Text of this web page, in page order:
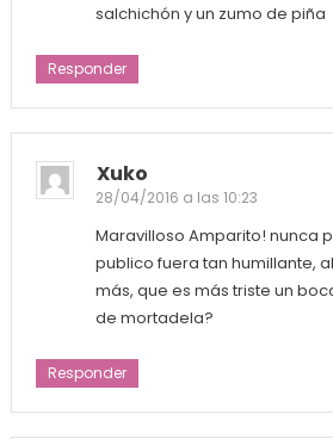
salchichón y un zumo de piña
Responder
Xuko
28/04/2016 a las 10:23
Maravilloso Amparito! nunca
publico fuera tan humillante,
más, que es más triste un
de mortadela?
Responder